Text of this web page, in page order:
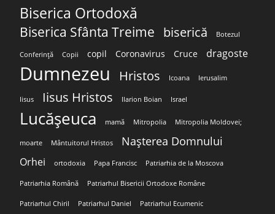
Biserica Ortodoxă
Biserica Sfânta Treime biserică Botezul
Conferință Copii copil Coronavirus Cruce dragoste
Dumnezeu Hristos Icoana Ierusalim
Iisus Iisus Hristos Ilarion Boian Israel
Lucășeuca mamă Mitropolia Mitropolia Moldovei;
moarte Mântuitorul Hristos Nașterea Domnului
Orhei ortodoxia Papa Francisc Patriarhia de la Moscova
Patriarhia Română Patriarhul Bisericii Ortodoxe Române
Patriarhul Chiril Patriarhul Daniel Patriarhul Ecumenic